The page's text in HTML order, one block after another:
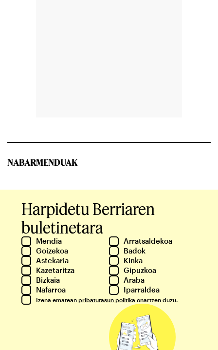
NABARMENDUAK
Harpidetu Berriaren
buletinetara
Mendia
Arratsaldekoa
Goizekoa
Badok
Astekaria
Kinka
Kazetaritza
Gipuzkoa
Bizkaia
Araba
Nafarroa
Iparraldea
Izena ematean pribatutasun politika onartzen duzu.